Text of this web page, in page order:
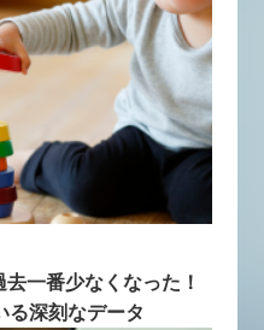
一番少なくなった！
る深刻なデータ